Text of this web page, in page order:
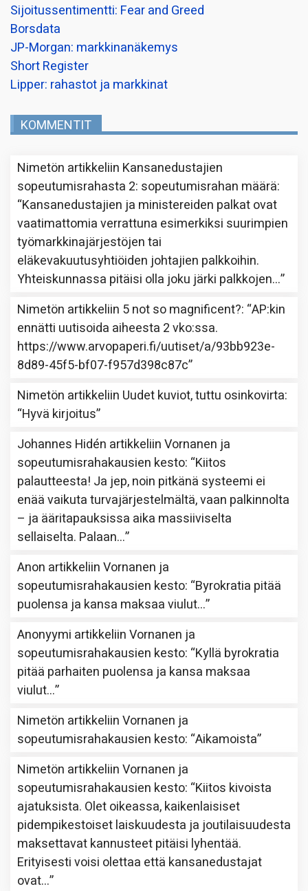
Sijoitussentimentti: Fear and Greed
Borsdata
JP-Morgan: markkinanäkemys
Short Register
Lipper: rahastot ja markkinat
KOMMENTIT
Nimetön artikkeliin Kansanedustajien
sopeutumisrahasta 2: sopeutumisrahan määrä:
“Kansanedustajien ja ministereiden palkat ovat
vaatimattomia verrattuna esimerkiksi suurimpien
työmarkkinajärjestöjen tai
eläkevakuutusyhtiöiden johtajien palkkoihin.
Yhteiskunnassa pitäisi olla joku järki palkkojen…”
Nimetön artikkeliin 5 not so magnificent?: “AP:kin
ennätti uutisoida aiheesta 2 vko:ssa.
https://www.arvopaperi.fi/uutiset/a/93bb923e-
8d89-45f5-bf07-f957d398c87c”
Nimetön artikkeliin Uudet kuviot, tuttu osinkovirta:
“Hyvä kirjoitus”
Johannes Hidén artikkeliinVornanen ja
sopeutumisrahakausien kesto: “Kiitos
palautteesta! Ja jep, noin pitkänä systeemi ei
enää vaikuta turvajärjestelmältä, vaan palkinnolta
– ja ääritapauksissa aika massiiviselta
sellaiselta. Palaan…”
Anon artikkeliinVornanen ja
sopeutumisrahakausien kesto: “Byrokratia pitää
puolensa ja kansa maksaa viulut…”
Anonyymi artikkeliinVornanen ja
sopeutumisrahakausien kesto: “Kyllä byrokratia
pitää parhaiten puolensa ja kansa maksaa
viulut…”
Nimetön artikkeliinVornanen ja
sopeutumisrahakausien kesto: “Aikamoista”
Nimetön artikkeliinVornanen ja
sopeutumisrahakausien kesto: “Kiitos kivoista
ajatuksista. Olet oikeassa, kaikenlaisiset
pidempikestoiset laiskuudesta ja joutilaisuudesta
maksettavat kannusteet pitäisi lyhentää.
Erityisesti voisi olettaa että kansanedustajat
ovat…”